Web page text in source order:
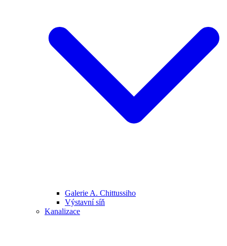
Galerie A. Chittussiho
Výstavní síň
Kanalizace